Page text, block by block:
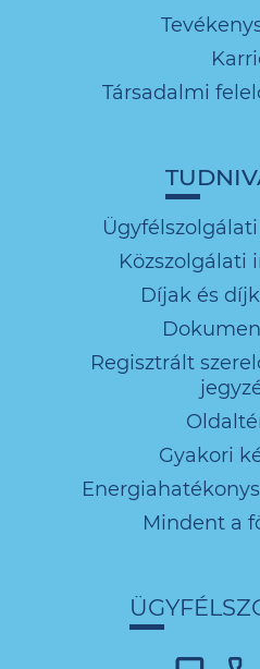
Társadalmi
Közszolgálati
Díjak és
Regisztrált
Gyakori
Mindent a